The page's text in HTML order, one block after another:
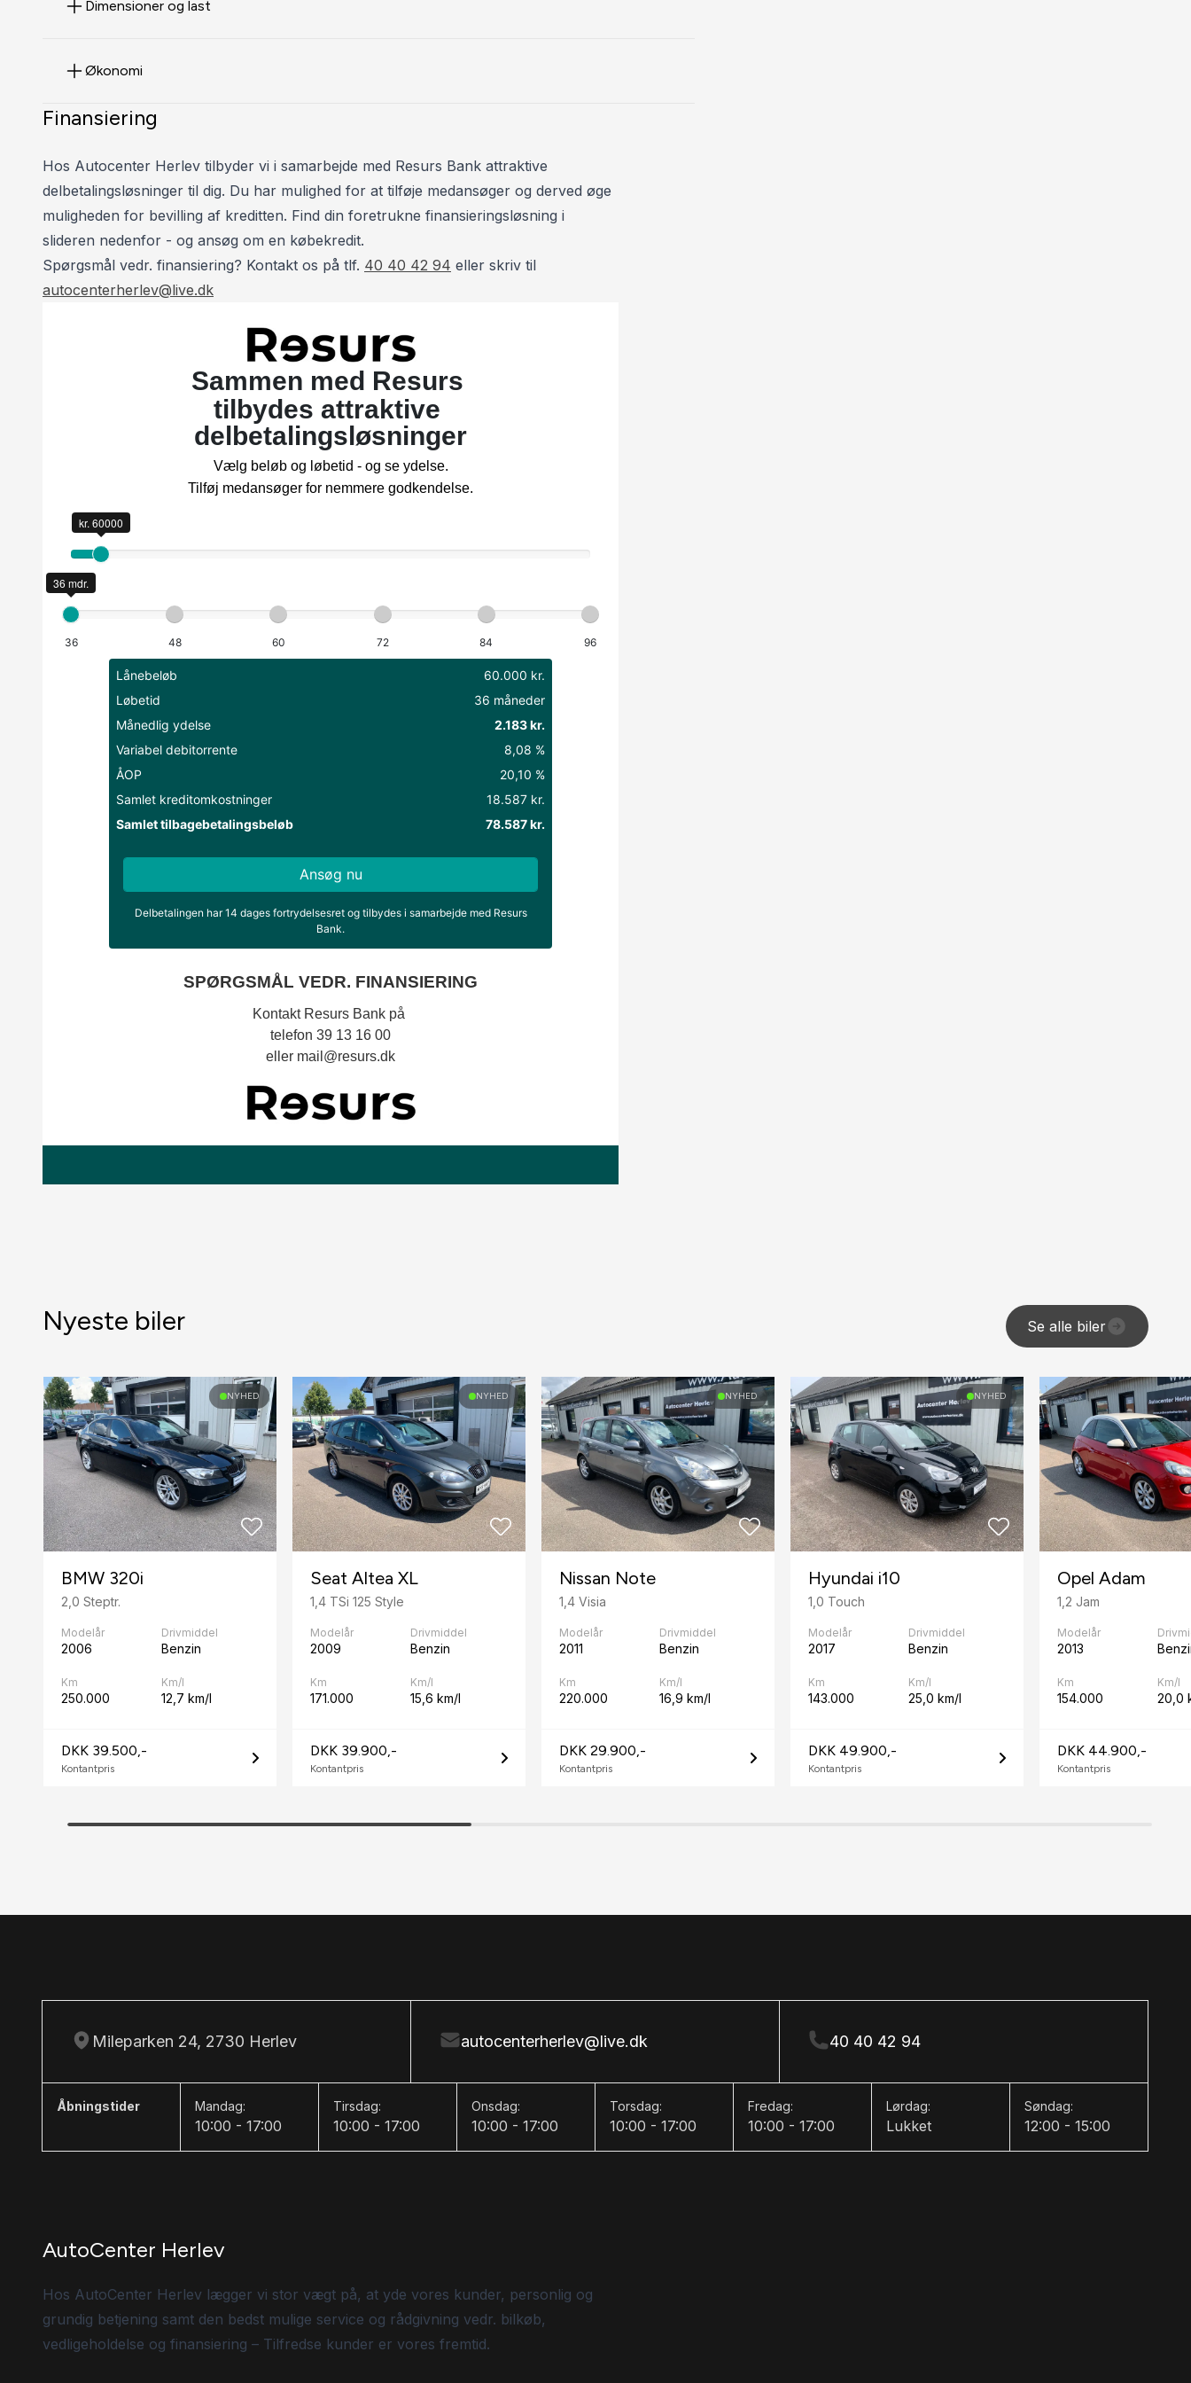
Dimensioner og last
Økonomi
Finansiering
Hos Autocenter Herlev tilbyder vi i samarbejde med Resurs Bank attraktive
delbetalingsløsninger til dig. Du har mulighed for at tilføje medansøger og derved øge
muligheden for bevilling af kreditten. Find din foretrukne finansieringsløsning i
slideren nedenfor - og ansøg om en købekredit.
Spørgsmål vedr. finansiering? Kontakt os på tlf. 40 40 42 94 eller skriv til
autocenterherlev@live.dk
Nyeste biler Se alle biler
NYHED
BMW 320i
2,0 Steptr.
Modelår
2006
Drivmiddel
Benzin
Km
250.000
Km/l
12,7 km/l
DKK 39.500,-
Kontantpris
NYHED
Seat Altea XL
1,4 TSi 125 Style
Modelår
2009
Drivmiddel
Benzin
Km
171.000
Km/l
15,6 km/l
DKK 39.900,-
Kontantpris
NYHED
Nissan Note
1,4 Visia
Modelår
2011
Drivmiddel
Benzin
Km
220.000
Km/l
16,9 km/l
DKK 29.900,-
Kontantpris
NYHED
Hyundai i10
1,0 Touch
Modelår
2017
Drivmiddel
Benzin
Km
143.000
Km/l
25,0 km/l
DKK 49.900,-
Kontantpris
Opel Adam
1,2 Jam
Modelår
2013
Km
154.000
Km/l
20,0
DKK 44.900,-
Kontantpris
Mileparken 24, 2730 Herlev autocenterherlev@live.dk 40 40 42 94
Åbningstider Mandag:
10:00 - 17:00
Tirsdag:
10:00 - 17:00
Onsdag:
10:00 - 17:00
Torsdag:
10:00 - 17:00
Fredag:
10:00 - 17:00
Lørdag:
Lukket
Søndag:
12:00 - 15:00
AutoCenter Herlev
Hos AutoCenter Herlev lægger vi stor vægt på, at yde vores kunder, personlig og
grundig betjening samt den bedst mulige service og rådgivning vedr. bilkøb,
vedligeholdelse og finansiering – Tilfredse kunder er vores fremtid.